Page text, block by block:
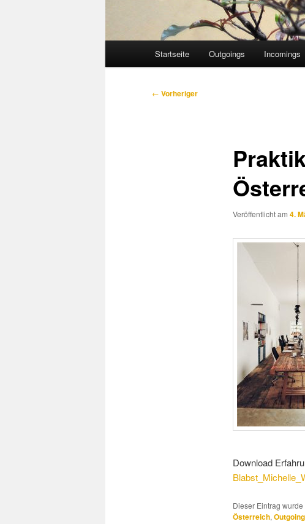
Startseite Outgoings Incomings
Beitragsnavigation
← Vorheriger
Veröffentlicht am 4.
Download
Dieser Eintrag wurde
Österreich,